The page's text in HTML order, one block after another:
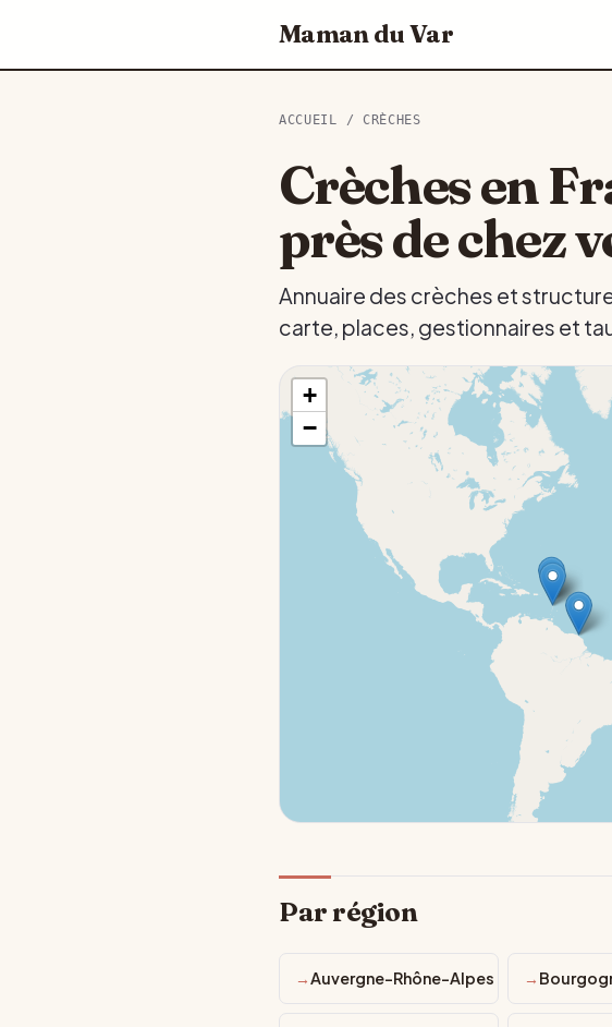
Maman du Var
ACCUEIL / CRÈCHES
Crèches en
près de chez
Annuaire des crèches et
carte, places, gestionnaires et
+
−
Par région
Auvergne-Rhône-Alpes